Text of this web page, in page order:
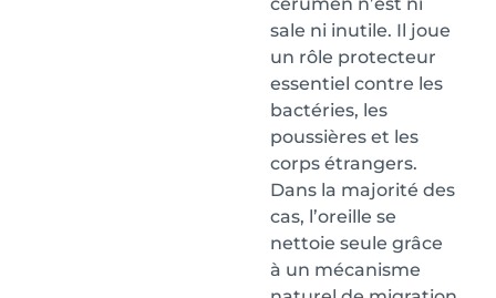
sale ni inutile. Il joue
un rôle protecteur
essentiel contre les
bactéries, les
poussières et les
corps étrangers.
Dans la majorité des
cas, l’oreille se
nettoie seule grâce
à un mécanisme